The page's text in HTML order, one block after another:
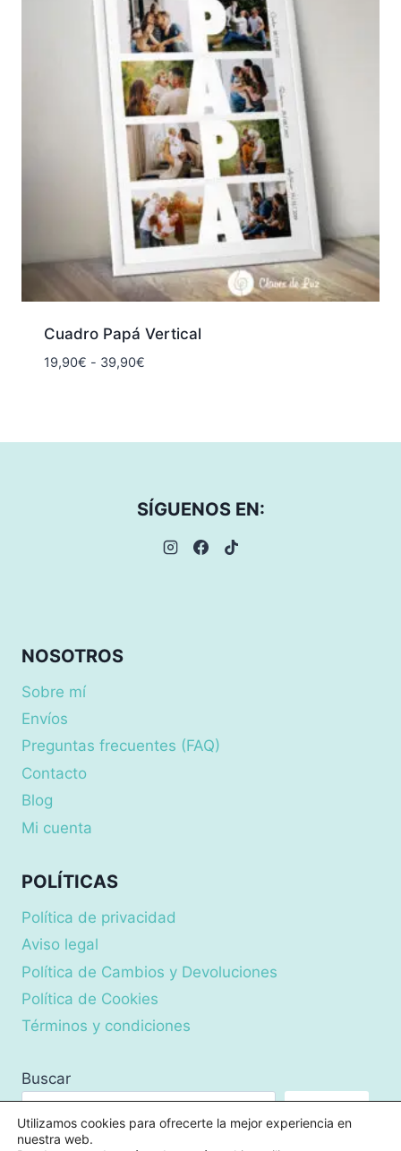
Cuadro Papá Vertical
19,90€ - 39,90€Rango
19,90€
SÍGUENOS EN:
NOSOTROS
Sobre mí
Envíos
Preguntas frecuentes (FAQ)
Contacto
Blog
Mi cuenta
POLÍTICAS
Política de privacidad
Aviso legal
Política de Cambios y Devoluciones
Política de Cookies
Términos y condiciones
Buscar
Utilizamos cookies para ofrecerte la mejor experiencia en
nuestra web.